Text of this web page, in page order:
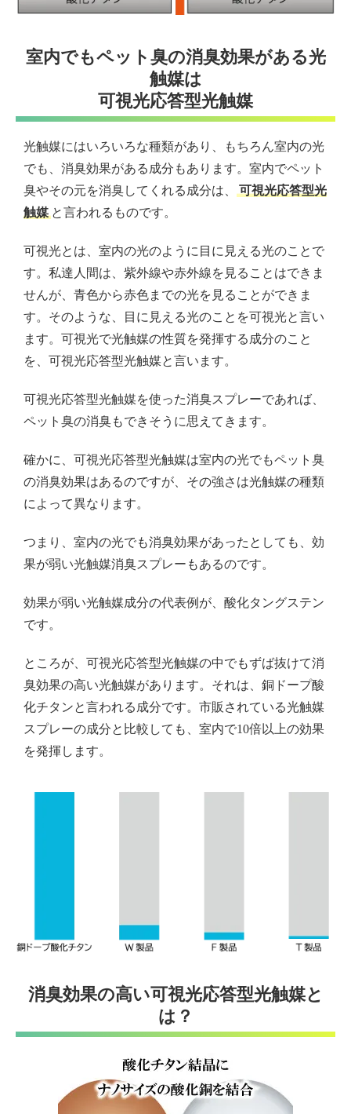
室内でもペット臭の消臭効果がある光
触媒は
可視光応答型光触媒
光触媒にはいろいろな種類があり、もちろん室内の光
でも、消臭効果がある成分もあります。室内でペット
臭やその元を消臭してくれる成分は、
可視光応答型光
触媒 と言われるものです。
可視光とは、室内の光のように目に見える光のことで
す。私達人間は、紫外線や赤外線を見ることはできま
せんが、青色から赤色までの光を見ることができま
す。そのような、目に見える光のことを可視光と言い
ます。可視光で光触媒の性質を発揮する成分のこと
を、可視光応答型光触媒と言います。
可視光応答型光触媒を使った消臭スプレーであれば、
ペット臭の消臭もできそうに思えてきます。
確かに、可視光応答型光触媒は室内の光でもペット臭
の消臭効果はあるのですが、その強さは光触媒の種類
によって異なります。
つまり、室内の光でも消臭効果があったとしても、効
果が弱い光触媒消臭スプレーもあるのです。
効果が弱い光触媒成分の代表例が、酸化タングステン
です。
ところが、可視光応答型光触媒の中でもずば抜けて消
臭効果の高い光触媒があります。それは、銅ドープ酸
化チタンと言われる成分です。市販されている光触媒
スプレーの成分と比較しても、室内で10倍以上の効果
を発揮します。
消臭効果の高い可視光応答型光触媒と
は？